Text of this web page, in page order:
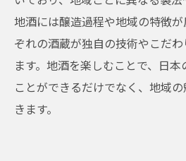
地酒には醸造過程や地域の特徴
ぞれの酒蔵が独自の技術やこだ
ます。地酒を楽しむことで、日
ことができるだけでなく、地域
きます。